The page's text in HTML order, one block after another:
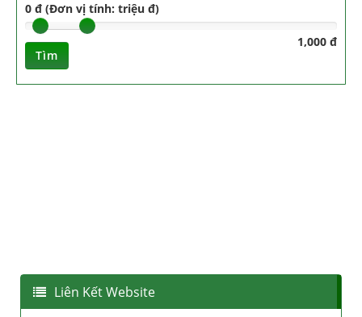
0 đ (Đơn vị tính: triệu đ)
1,000 đ
Tìm
Liên Kết Website